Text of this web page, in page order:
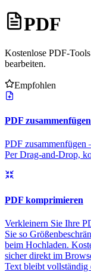
PDF
Kostenlose PDF-
bearbeiten.
Empfohlen
PDF zusammenfügen
PDF
Per Drag-and-Drop,
PDF komprimieren
Verkleinern Sie Ihre
Sie so
beim Hochladen.
sicher direkt im
Text bleibt vollständig